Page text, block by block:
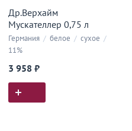
Др.Верхайм
Мускателлер 0,75 л
Германия / белое / сухое /
11%
3 958 ₽